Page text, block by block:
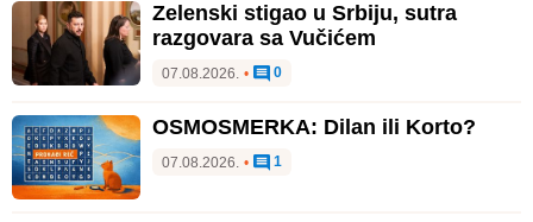
Zelenski stigao u Srbiju, sutra
razgovara sa Vučićem
07.08.2026. • 0
OSMOSMERKA: Dilan ili Korto?
07.08.2026. • 1